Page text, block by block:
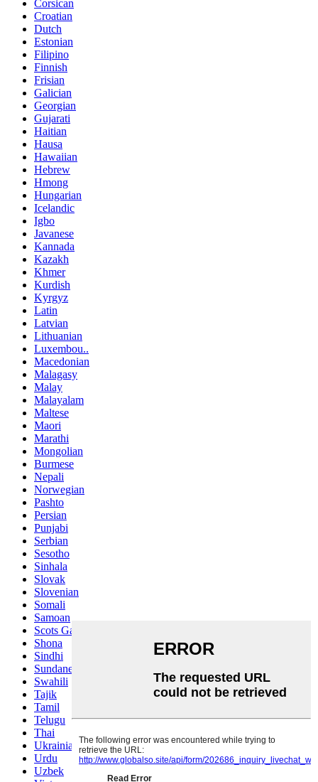
Corsican
Croatian
Dutch
Estonian
Filipino
Finnish
Frisian
Galician
Georgian
Gujarati
Haitian
Hausa
Hawaiian
Hebrew
Hmong
Hungarian
Icelandic
Igbo
Javanese
Kannada
Kazakh
Khmer
Kurdish
Kyrgyz
Latin
Latvian
Lithuanian
Luxembou..
Macedonian
Malagasy
Malay
Malayalam
Maltese
Maori
Marathi
Mongolian
Burmese
Nepali
Norwegian
Pashto
Persian
Punjabi
Serbian
Sesotho
Sinhala
Slovak
Slovenian
Somali
Samoan
Scots Gaelic
Shona
Sindhi
Sundanese
Swahili
Tajik
Tamil
Telugu
Thai
Ukrainian
Urdu
Uzbek